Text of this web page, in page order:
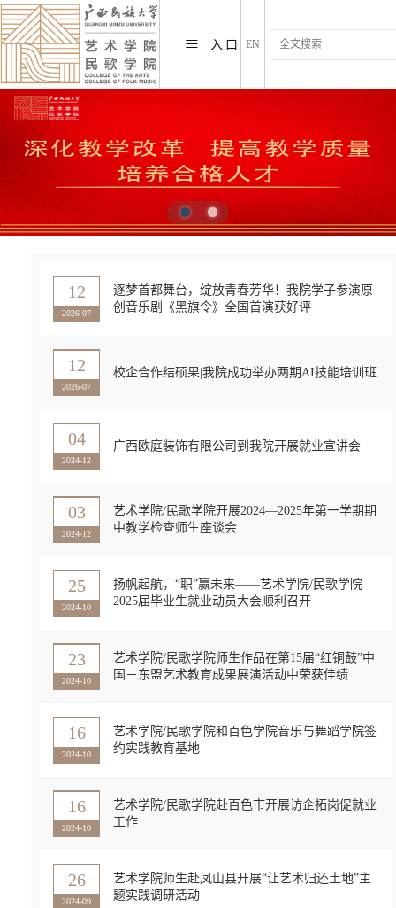
≡ 入口 EN
12
2026-07
逐梦首都舞台，绽放青春芳华！我院学子参演原
创音乐剧《黑旗令》全国首演获好评
12
2026-07
校企合作结硕果|我院成功举办两期AI技能培训班
04
2024-12
广西欧庭装饰有限公司到我院开展就业宣讲会
03
2024-12
艺术学院/民歌学院开展2024—2025年第一学期期
中教学检查师生座谈会
25
2024-10
扬帆起航，“职”赢未来——艺术学院/民歌学院
2025届毕业生就业动员大会顺利召开
23
2024-10
艺术学院/民歌学院师生作品在第15届“红铜鼓”中
国－东盟艺术教育成果展演活动中荣获佳绩
16
2024-10
艺术学院/民歌学院和百色学院音乐与舞蹈学院签
约实践教育基地
16
2024-10
艺术学院/民歌学院赴百色市开展访企拓岗促就业
工作
26
2024-09
艺术学院师生赴凤山县开展“让艺术归还土地”主
题实践调研活动